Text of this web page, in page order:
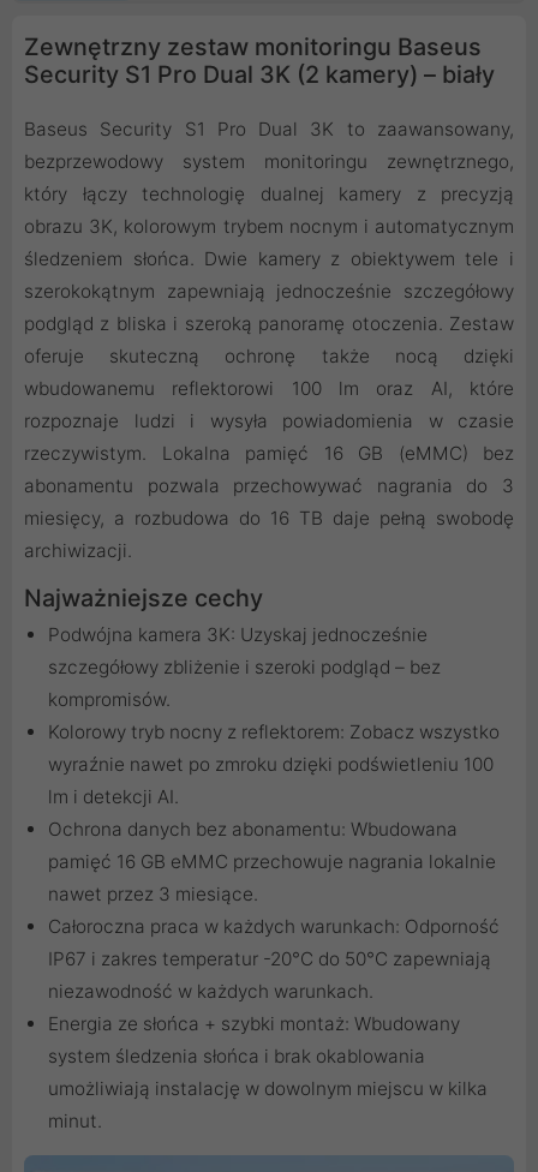
Zewnętrzny zestaw monitoringu Baseus
Security S1 Pro Dual 3K (2 kamery) – biały
Baseus Security S1 Pro Dual 3K to zaawansowany,
bezprzewodowy system monitoringu zewnętrznego,
który łączy technologię dualnej kamery z precyzją
obrazu 3K, kolorowym trybem nocnym i automatycznym
śledzeniem słońca. Dwie kamery z obiektywem tele i
szerokokątnym zapewniają jednocześnie szczegółowy
podgląd z bliska i szeroką panoramę otoczenia. Zestaw
oferuje skuteczną ochronę także nocą dzięki
wbudowanemu reflektorowi 100 lm oraz AI, które
rozpoznaje ludzi i wysyła powiadomienia w czasie
rzeczywistym. Lokalna pamięć 16 GB (eMMC) bez
abonamentu pozwala przechowywać nagrania do 3
miesięcy, a rozbudowa do 16 TB daje pełną swobodę
archiwizacji.
Najważniejsze cechy
Podwójna kamera 3K: Uzyskaj jednocześnie
szczegółowy zbliżenie i szeroki podgląd – bez
kompromisów.
Kolorowy tryb nocny z reflektorem: Zobacz wszystko
wyraźnie nawet po zmroku dzięki podświetleniu 100
lm i detekcji AI.
Ochrona danych bez abonamentu: Wbudowana
pamięć 16 GB eMMC przechowuje nagrania lokalnie
nawet przez 3 miesiące.
Całoroczna praca w każdych warunkach: Odporność
IP67 i zakres temperatur -20°C do 50°C zapewniają
niezawodność w każdych warunkach.
Energia ze słońca + szybki montaż: Wbudowany
system śledzenia słońca i brak okablowania
umożliwiają instalację w dowolnym miejscu w kilka
minut.